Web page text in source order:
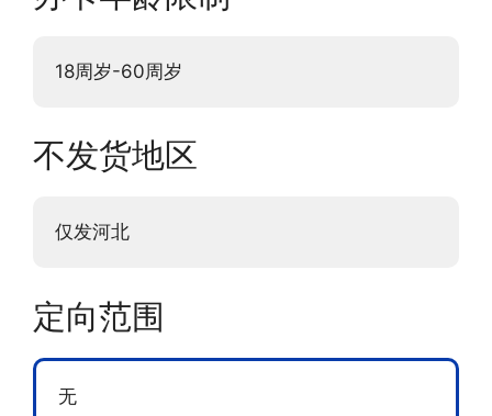
18周岁-60周岁
不发货地区
仅发河北
定向范围
无